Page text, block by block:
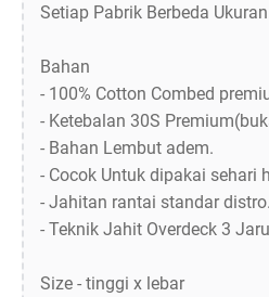
Setiap Pabrik Berbeda
Bahan
- 100% Cotton Combed
- Ketebalan 30S
- Bahan Lembut adem.
- Cocok Untuk dipakai sehari
- Jahitan rantai standar distro.
- Teknik Jahit Overdeck 3
Size - tinggi x lebar